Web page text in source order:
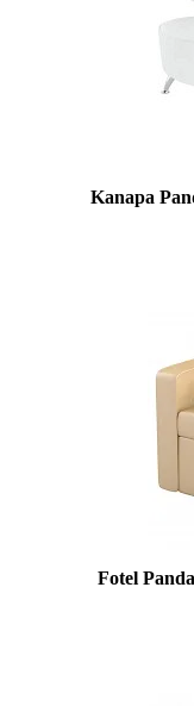
Kanapa
Fotel